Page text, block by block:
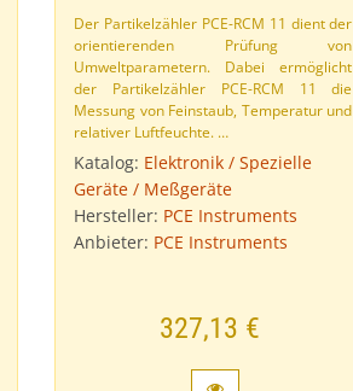
Der Partikelzähler PCE-​RCM 11 dient der
orientierenden Prüfung von
Umweltparametern. Dabei ermöglicht
der Partikelzähler PCE-​RCM 11 die
Messung von Feinstaub, Temperatur und
relativer Luftfeuchte. …
Katalog: Elektronik / Spezielle
Geräte / Meßgeräte
Hersteller: PCE Instruments
Anbieter: PCE Instruments
327,13 €